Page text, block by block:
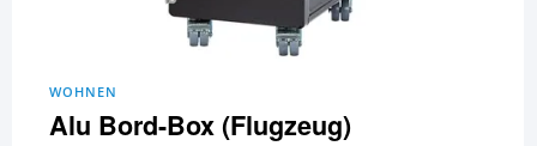
WOHNEN
Alu Bord-Box (Flugzeug)